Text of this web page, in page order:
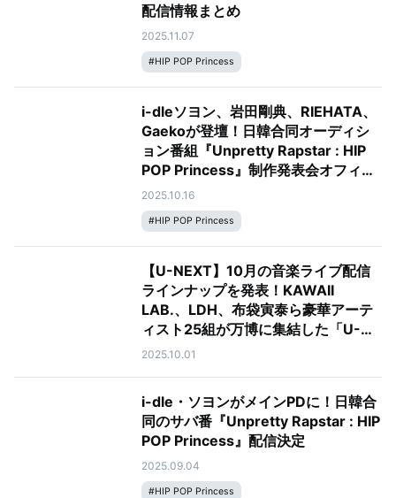
配信情報まとめ
2025.11.07
#HIP POP Princess
i-dleソヨン、岩田剛典、RIEHATA、
Gaekoが登壇！日韓合同オーディシ
ョン番組『Unpretty Rapstar : HIP
POP Princess』制作発表会オフィシ
ャルレポート
2025.10.16
#HIP POP Princess
【U-NEXT】10月の音楽ライブ配信
ラインナップを発表！KAWAII
LAB.、LDH、布袋寅泰ら豪華アーテ
ィスト25組が万博に集結した「U-
NEXT MUSIC FES」など全18公演を
2025.10.01
i-dle・ソヨンがメインPDに！日韓合
同のサバ番『Unpretty Rapstar : HIP
POP Princess』配信決定
2025.09.04
#HIP POP Princess